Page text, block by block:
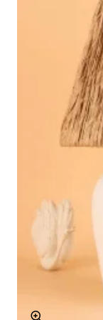
Modern
Çok Yönlü
Oturma
Yatak
Çalışma
Ofis:
Teknik
Malzeme
Duy Tipi